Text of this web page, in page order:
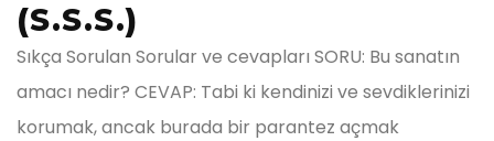
(S.S.S.)
Sıkça Sorulan Sorular ve cevapları SORU: Bu sanatın
amacı nedir? CEVAP: Tabi ki kendinizi ve sevdiklerinizi
korumak, ancak burada bir parantez açmak